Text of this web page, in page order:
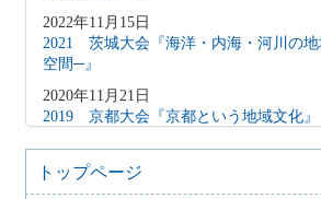
2022年11月15日
2021 茨城大会『海洋・内海・河川の
空間─』
2020年11月21日
2019 京都大会『京都という地域文化』
2019年10月6日
2018 神奈川大会『拠点にみる相武の地
原・横浜―』
トップページ